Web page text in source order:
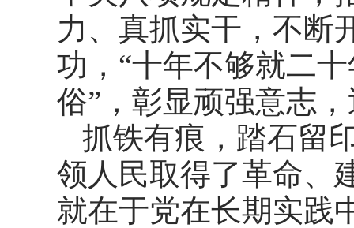
力、真抓实干，不断
功，“十年不够就二
俗”，彰显顽强意志
抓铁有痕，踏石留
领人民取得了革命、
就在于党在长期实践